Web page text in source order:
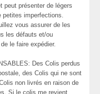
peut présenter de légers
petites imperfections.
vous assurer de les
les défauts et/ou
le faire expédier.
Des Colis perdus
des Colis qui ne sont
non livrés en raison de
Si le colis me revient